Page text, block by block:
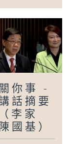
你事 -
話摘要
李家
國基）